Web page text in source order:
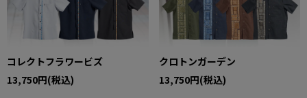
コレクトフラワービズ
13,750円(税込)
クロトンガーデン
13,750円(税込)